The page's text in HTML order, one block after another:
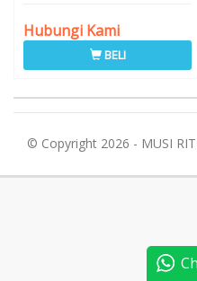
Hubungi Kami
BELI
© Copyright 2026 - MUSI